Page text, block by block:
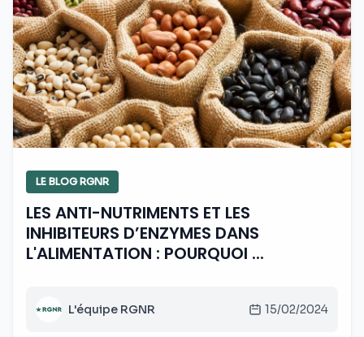
LE BLOG RGNR
LES ANTI-NUTRIMENTS ET LES
INHIBITEURS D’ENZYMES DANS
L'ALIMENTATION : POURQUOI ...
L'équipe RGNR 15/02/2024